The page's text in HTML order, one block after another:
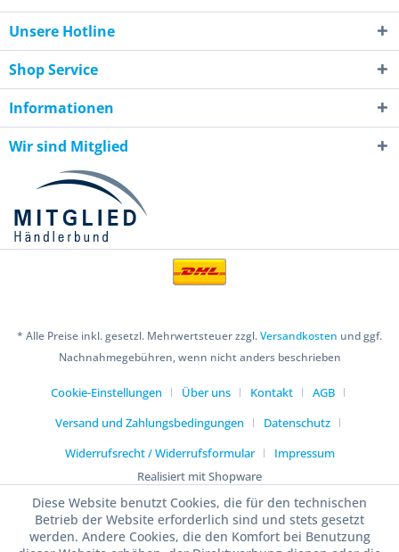
Unsere Hotline
Shop Service
Informationen
Wir sind Mitglied
* Alle Preise inkl. gesetzl. Mehrwertsteuer zzgl.Versandkosten und ggf.
Nachnahmegebühren, wenn nicht anders beschrieben
Cookie-Einstellungen Über uns Kontakt
AGB
Versand und Zahlungsbedingungen
Datenschutz
Widerrufsrecht / Widerrufsformular
Impressum
Realisiert mit Shopware
Diese Website benutzt Cookies, die für den technischen
Betrieb der Website erforderlich sind und stets gesetzt
werden. Andere Cookies, die den Komfort bei Benutzung